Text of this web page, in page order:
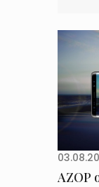
AZOP